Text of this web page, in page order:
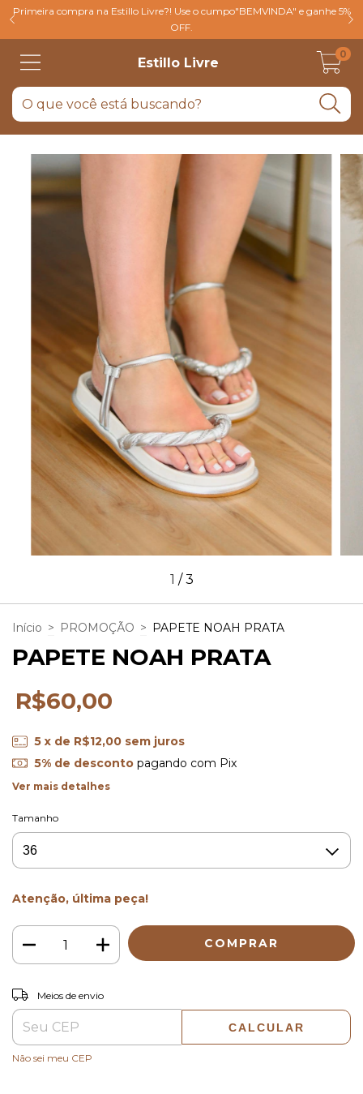
Primeira compra na Estillo Livre?! Use o cumpo"BEMVINDA" e ganhe 5%
OFF.
Estillo Livre
0
1 /3
Início > PROMOÇÃO > PAPETE NOAH PRATA
PAPETE NOAH PRATA
R$60,00
5 x de R$12,00 sem juros
5% de descontopagando com Pix
Ver mais detalhes
Tamanho
Atenção, última peça!
Entregas para o CEP:
Meios de envio
CALCULAR
Não sei meu CEP